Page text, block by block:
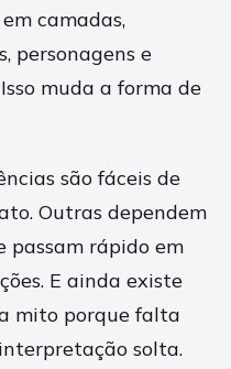
camadas,
personagens e
muda a forma de
são fáceis de
Outras dependem
passam rápido em
E ainda existe
mito porque falta
solta.